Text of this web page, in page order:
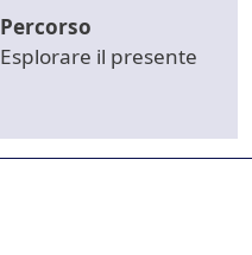
Percorso
Esplorare il presente